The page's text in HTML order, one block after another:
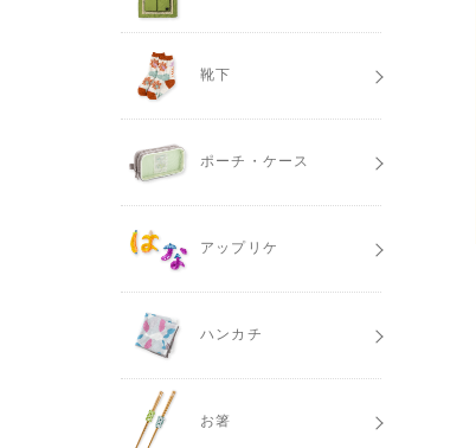
靴下
ポーチ・ケース
アップリケ
ハンカチ
お箸